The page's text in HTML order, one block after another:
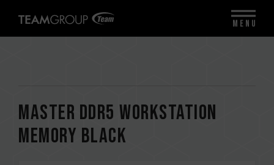
MASTER DDR5 WORKSTATION
MEMORY BLACK
MENU